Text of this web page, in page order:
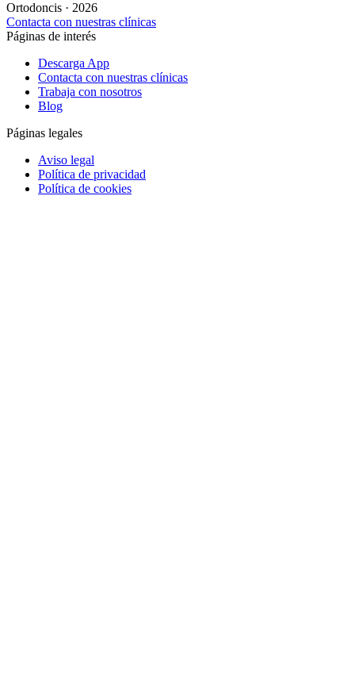
Ortodoncis · 2026
Contacta con nuestras clínicas
Páginas de interés
Descarga App
Contacta con nuestras clínicas
Trabaja con nosotros
Blog
Páginas legales
Aviso legal
Política de privacidad
Política de cookies